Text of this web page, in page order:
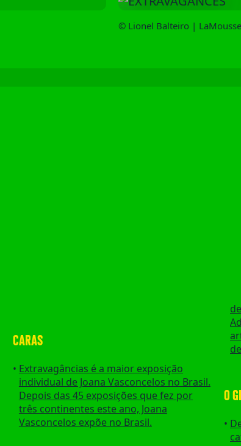
© Lionel Balteiro | LaMousse
CARAS
Extravagâncias é a maior exposição
individual de Joana Vasconcelos no Brasil.
Depois das 45 exposições que fez por
três continentes este ano, Joana
Vasconcelos expõe no Brasil.
O